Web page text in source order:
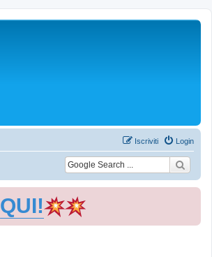
Login
Iscriviti
QUI!